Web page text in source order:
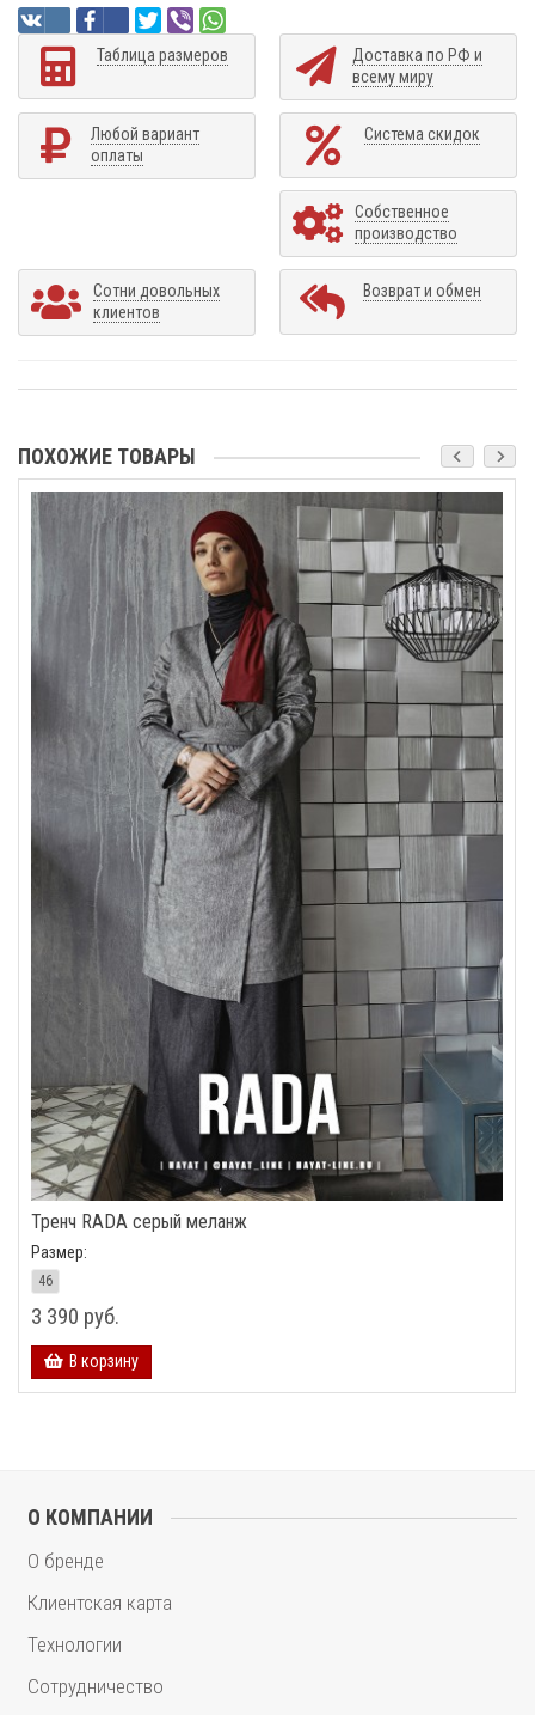
Таблица размеров
Доставка по РФ и
всему миру
Любой вариант
оплаты
Система скидок
Собственное
производство
Сотни довольных
клиентов
Возврат и обмен
ПОХОЖИЕ ТОВАРЫ
Тренч RADA серый меланж
Размер:
46
3 390 руб.
В корзину
О КОМПАНИИ
О бренде
Клиентская карта
Технологии
Сотрудничество